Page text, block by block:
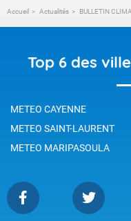
Accueil Actualités BULLETIN
Top 6 des
METEO CAYENNE
METEO SAINT-LAURENT
METEO MARIPASOULA